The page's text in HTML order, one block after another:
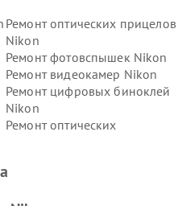
Ремонт оптических прицелов
Nikon
Ремонт фотовспышек Nikon
Ремонт видеокамер Nikon
Ремонт цифровых биноклей
Nikon
Ремонт оптических